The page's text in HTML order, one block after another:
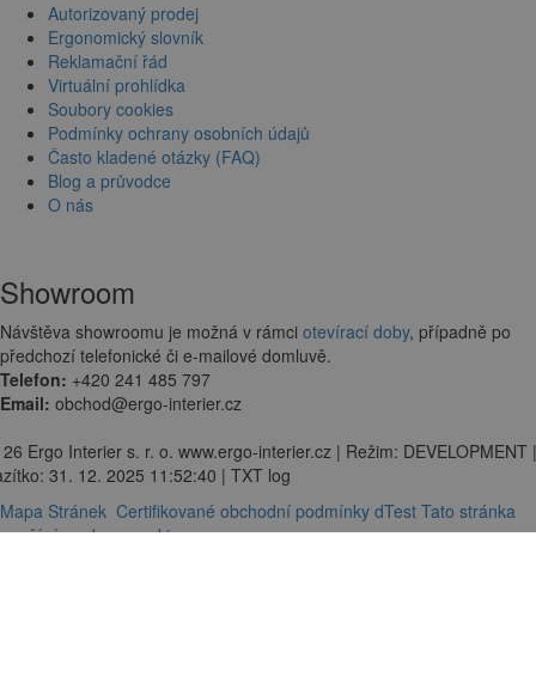
Autorizovaný prodej
Ergonomický slovník
Reklamační řád
Virtuální prohlídka
Soubory cookies
Podmínky ochrany osobních údajů
Často kladené otázky (FAQ)
Blog a průvodce
O nás
Showroom
Návštěva showroomu je možná v rámci otevírací doby, případně po
předchozí telefonické či e-mailové domluvě.
Telefon: +420 241 485 797
Email: obchod@ergo-interier.cz
Ergo Interier s. r. o. www.ergo-interier.cz | Režim: DEVELOPMENT |
31. 12. 2025 11:52:40 | TXT log
Mapa Stránek Certifikované obchodní podmínky dTest Tato stránka
používá soubory cookies.